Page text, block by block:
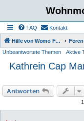
FAQ Kontakt
Hilfe von Womo Fans für Womo Besitzer
Unbeantwortete Themen Aktive
Kathrein Cap
Antworten